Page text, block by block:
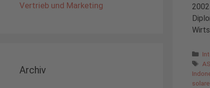
Vertrieb und Marketing
Archiv